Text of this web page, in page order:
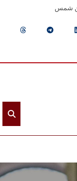
شمس
الرئيسيـة